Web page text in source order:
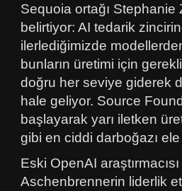
Sequoia ortağı Stephanie
belirtiyor: AI tedarik
ilerlediğimizde
bunların üretimi için
doğru her seviye giderek
hale geliyor. Source
başlayarak yarı iletken
gibi en ciddi darboğazı ele
Eski OpenAI
Aschenbrennerin liderlik